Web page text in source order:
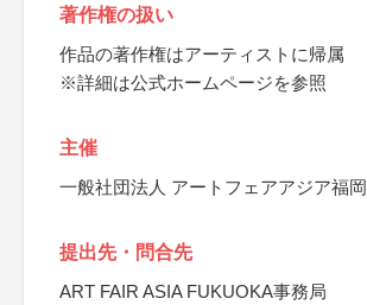
著作権の扱い
作品の著作権はアーティストに帰属
※詳細は公式ホームページを参照
主催
一般社団法人 アートフェアアジア福岡
提出先・問合先
ART FAIR ASIA FUKUOKA事務局